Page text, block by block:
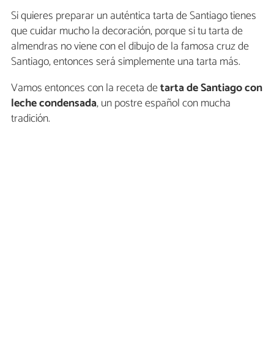
Si quieres preparar un auténtica tarta de Santiago tienes
que cuidar mucho la decoración, porque si tu tarta de
almendras no viene con el dibujo de la famosa cruz de
Santiago, entonces será simplemente una tarta más.
Vamos entonces con la receta detarta de Santiago con
leche condensada, un postre español con mucha
tradición.